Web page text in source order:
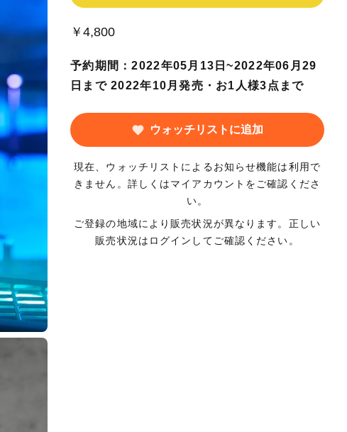
￥4,800
予約期間：2022年05月13日~2022年06月29
日まで 2022年10月発売・お1人様3点まで
ウォッチリストに追加
現在、ウォッチリストによるお知らせ機能は利用で
きません。詳しくはマイアカウントをご確認くださ
い。
ご登録の地域により販売状況が異なります。正しい
販売状況はログインしてご確認ください。